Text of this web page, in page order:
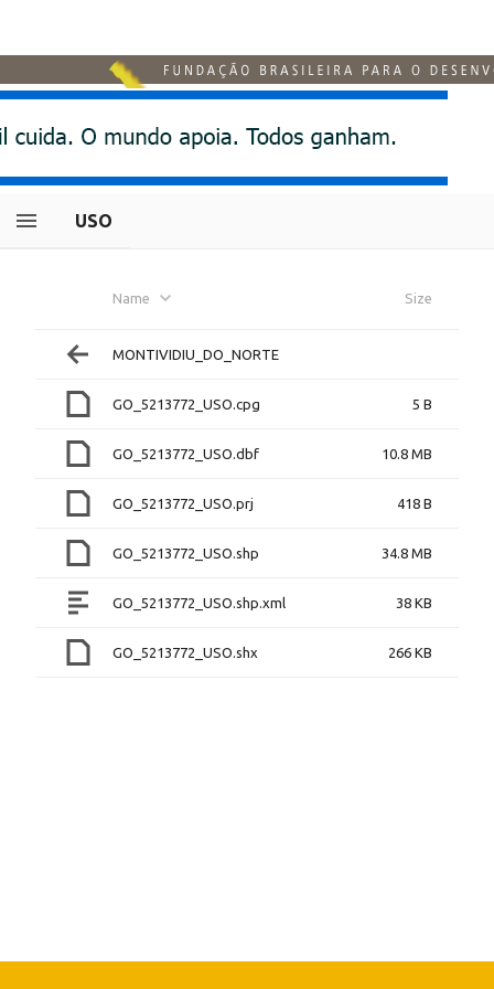
USO
Name Size
MONTIVIDIU_DO_NORTE
GO_5213772_USO.cpg 5 B
GO_5213772_USO.dbf 10.8 MB
GO_5213772_USO.prj 418 B
GO_5213772_USO.shp 34.8 MB
GO_5213772_USO.shp.xml 38 KB
GO_5213772_USO.shx 266 KB